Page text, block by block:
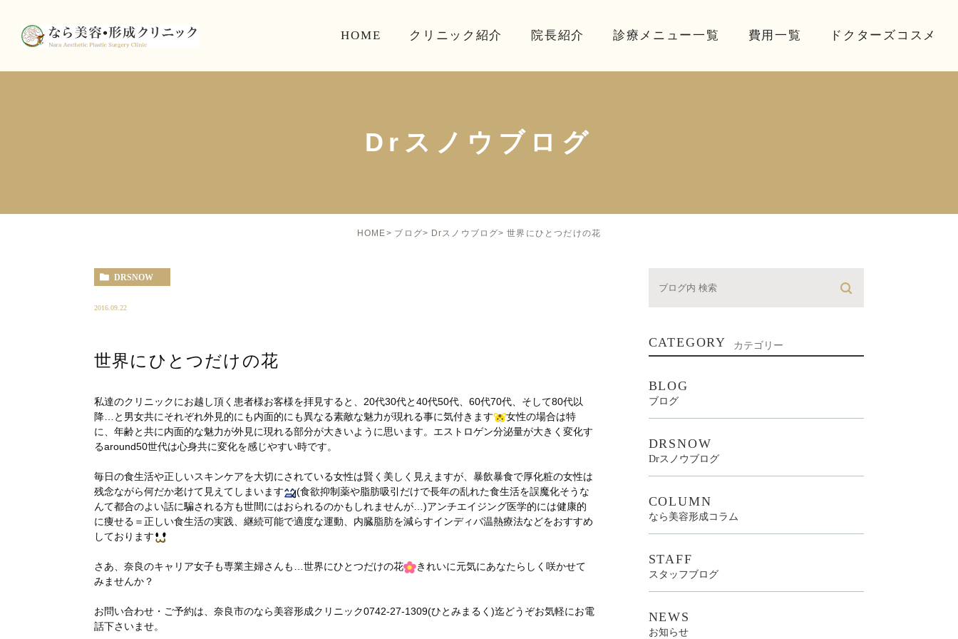
HOME クリニック紹介 院長紹介 診療メニュー一覧 費用一覧 ドクターズコスメ
Drスノウブログ
HOME ブログ Drスノウブログ 世界にひとつだけの花
DRSNOW
2016.09.22
世界にひとつだけの花
私達のクリニックにお越し頂く患者様お客様を拝見すると、20代30代と40代50代、60代70代、そして80代以
降…と男女共にそれぞれ外見的にも内面的にも異なる素敵な魅力が現れる事に気付きます
女性の場合は特
に、年齢と共に内面的な魅力が外見に現れる部分が大きいように思います。エストロゲン分泌量が大きく変化す
るaround50世代は心身共に変化を感じやすい時です。
毎日の食生活や正しいスキンケアを大切にされている女性は賢く美しく見えますが、暴飲暴食で厚化粧の女性は
残念ながら何だか老けて見えてしまいます
(食欲抑制薬や脂肪吸引だけで長年の乱れた食生活を誤魔化そうな
んて都合のよい話に騙される方も世間にはおられるのかもしれませんが…)アンチエイジング医学的には健康的
に痩せる＝正しい食生活の実践、継続可能で適度な運動、内臓脂肪を減らすインディバ温熱療法などをおすすめ
しております
さあ、奈良のキャリア女子も専業主婦さんも…世界にひとつだけの花
きれいに元気にあなたらしく咲かせて
みませんか？
お問い合わせ・ご予約は、奈良市のなら美容形成クリニック0742-27-1309(ひとみまるく)迄どうぞお気軽にお電
話下さいませ。
CATEGORY カテゴリー
BLOG
ブログ
DRSNOW
Drスノウブログ
COLUMN
なら美容形成コラム
STAFF
スタッフブログ
NEWS
お知らせ